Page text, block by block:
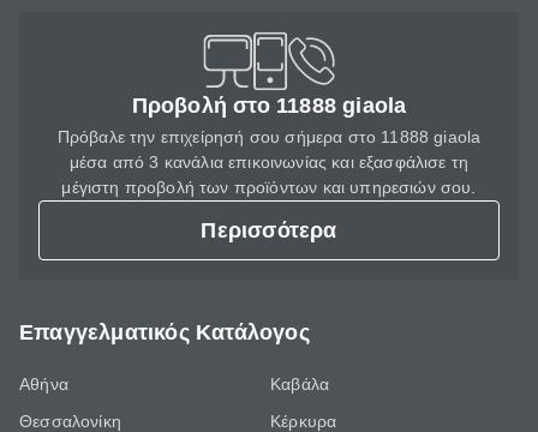
Προβολή στο 11888 giaola
Πρόβαλε την επιχείρησή σου σήμερα στο 11888 giaola
μέσα από 3 κανάλια επικοινωνίας και εξασφάλισε τη
μέγιστη προβολή των προϊόντων και υπηρεσιών σου.
Περισσότερα
Επαγγελματικός Κατάλογος
Αθήνα
Θεσσαλονίκη
Καβάλα
Κέρκυρα